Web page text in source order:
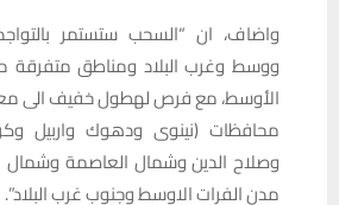
واضاف، ان “السحب ستستمر
ووسط وغرب البلاد ومناطق متفرقة
الأوسط، مع فرص لهطول خفيف الى
محافظات (نينوى ودهوك واربيل
وصلاح الدين وشمال العاصمة وشمال
مدن الفرات الاوسط وجنوب غرب البلاد”.